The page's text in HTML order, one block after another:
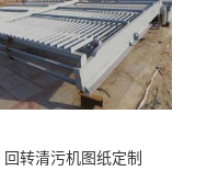
回转清污机图纸定制